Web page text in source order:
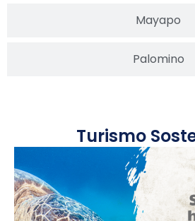
Mayapo
Palomino
Turismo